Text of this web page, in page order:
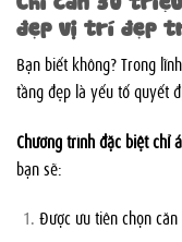
đẹp vị trí đẹp
Bạn biết không? Trong
tầng đẹp là yếu tố quyết
Chương trình đặc biệt chỉ
bạn sẽ:
Được ưu tiên chọn